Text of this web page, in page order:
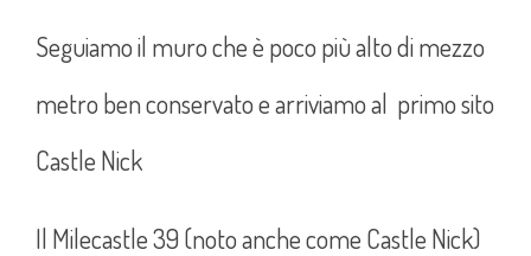
Seguiamo il muro che è poco più alto di mezzo
metro ben conservato e arriviamo al primo sito
Castle Nick
Il Milecastle 39 (noto anche come Castle Nick)